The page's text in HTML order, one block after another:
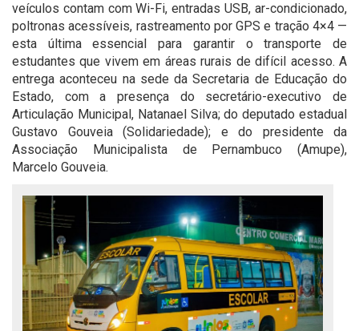
veículos contam com Wi-Fi, entradas USB, ar-condicionado,
poltronas acessíveis, rastreamento por GPS e tração 4×4 —
esta última essencial para garantir o transporte de
estudantes que vivem em áreas rurais de difícil acesso. A
entrega aconteceu na sede da Secretaria de Educação do
Estado, com a presença do secretário-executivo de
Articulação Municipal, Natanael Silva; do deputado estadual
Gustavo Gouveia (Solidariedade); e do presidente da
Associação Municipalista de Pernambuco (Amupe),
Marcelo Gouveia.